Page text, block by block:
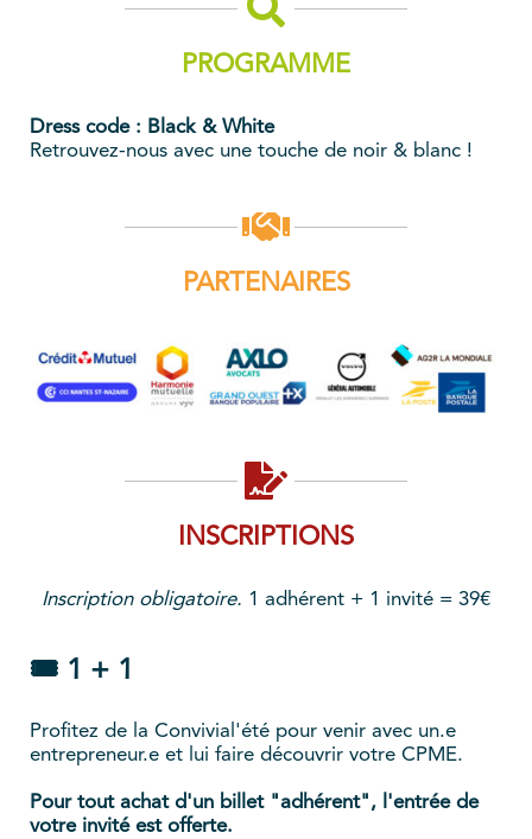
PROGRAMME
Dress code : Black & White
­Retrouvez-nous avec une touche de noir & blanc️ !
PARTENAIRES
INSCRIPTIONS
Inscription obligatoire. 1 adhérent + 1 invité = 39€
🎟️ 1 + 1
Profitez de la Convivial'été pour venir avec un.e
entrepreneur.e et lui faire découvrir votre CPME.
Pour tout achat d'un billet "adhérent", l'entrée de
votre invité est offerte.